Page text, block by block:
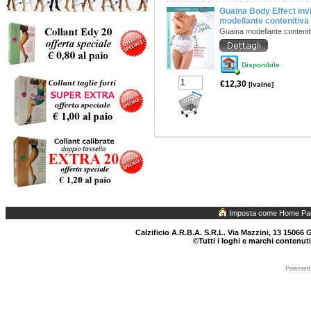
Guaina Body Effect
modellante contenitiva
Guaina modellante
Disponibile
€12,30 [IvaInc]
Imposta come Home
Calzificio A.R.B.A. S.R.L. Via Mazzini, 13 15066
©Tutti i loghi e marchi